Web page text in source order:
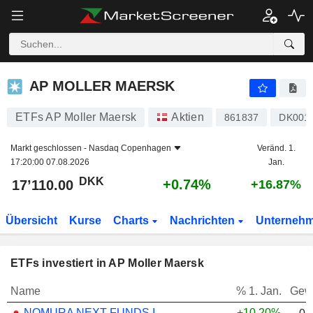
AP MOLLER MAERSK
AP MOLLER MAERSK
ETFs AP Moller Maersk Aktien 861837
Markt geschlossen - Nasdaq Copenhagen
17:20:00 07.08.2026
Veränd. 1.
Jan.
17’110.00 DKK +0.74% +16.87%
Übersicht Kurse Charts Nachrichten
ETFs investiert in AP Moller Maersk
Name % 1. Jan.